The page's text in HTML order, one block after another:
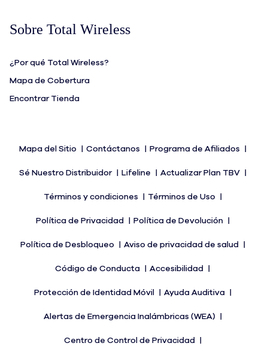
Sobre Total Wireless
¿Por qué Total Wireless?
Mapa de Cobertura
Encontrar Tienda
Mapa del Sitio Contáctanos Programa de Afiliados
Sé Nuestro Distribuidor Lifeline Actualizar Plan TBV
Términos y condiciones Términos de Uso
Política de Privacidad Política de Devolución
Política de Desbloqueo Aviso de privacidad de salud
Código de Conducta Accesibilidad
Protección de Identidad Móvil Ayuda Auditiva
Alertas de Emergencia Inalámbricas (WEA)
Centro de Control de Privacidad